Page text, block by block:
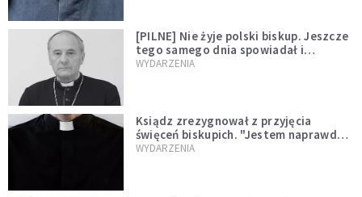
[PILNE] Nie żyje polski biskup. Jeszcze
tego samego dnia spowiadał i
sprawował Mszę świętą
WYDARZENIA
Ksiądz zrezygnował z przyjęcia
święceń biskupich. "Jestem naprawdę
niegodny"
WYDARZENIA